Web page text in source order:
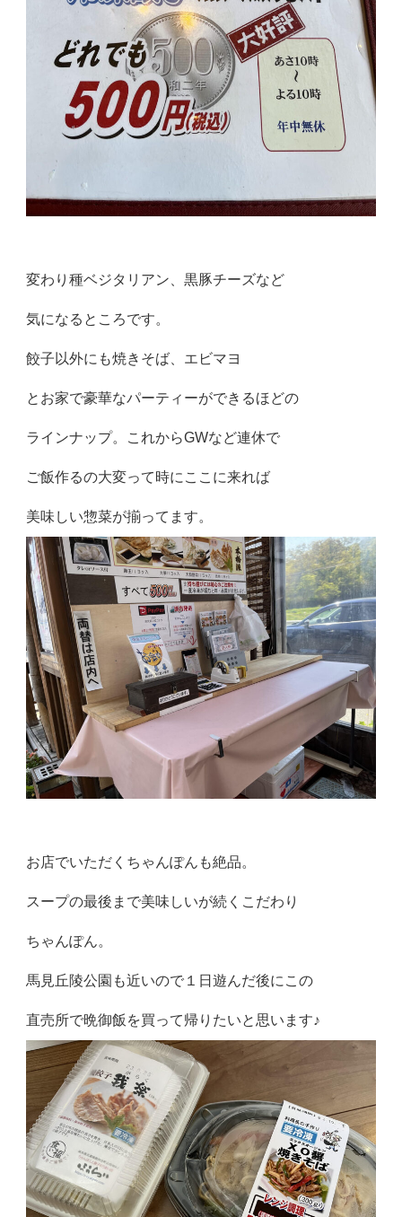
変わり種ベジタリアン、黒豚チーズなど
気になるところです。
餃子以外にも焼きそば、エビマヨ
とお家で豪華なパーティーができるほどの
ラインナップ。これからGWなど連休で
ご飯作るの大変って時にここに来れば
美味しい惣菜が揃ってます。
お店でいただくちゃんぽんも絶品。
スープの最後まで美味しいが続くこだわり
ちゃんぽん。
馬見丘陵公園も近いので１日遊んだ後にこの
直売所で晩御飯を買って帰りたいと思います♪